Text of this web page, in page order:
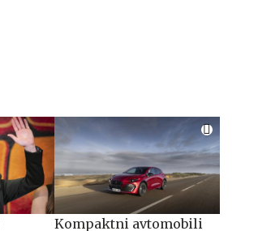
Kompaktni avtomobili